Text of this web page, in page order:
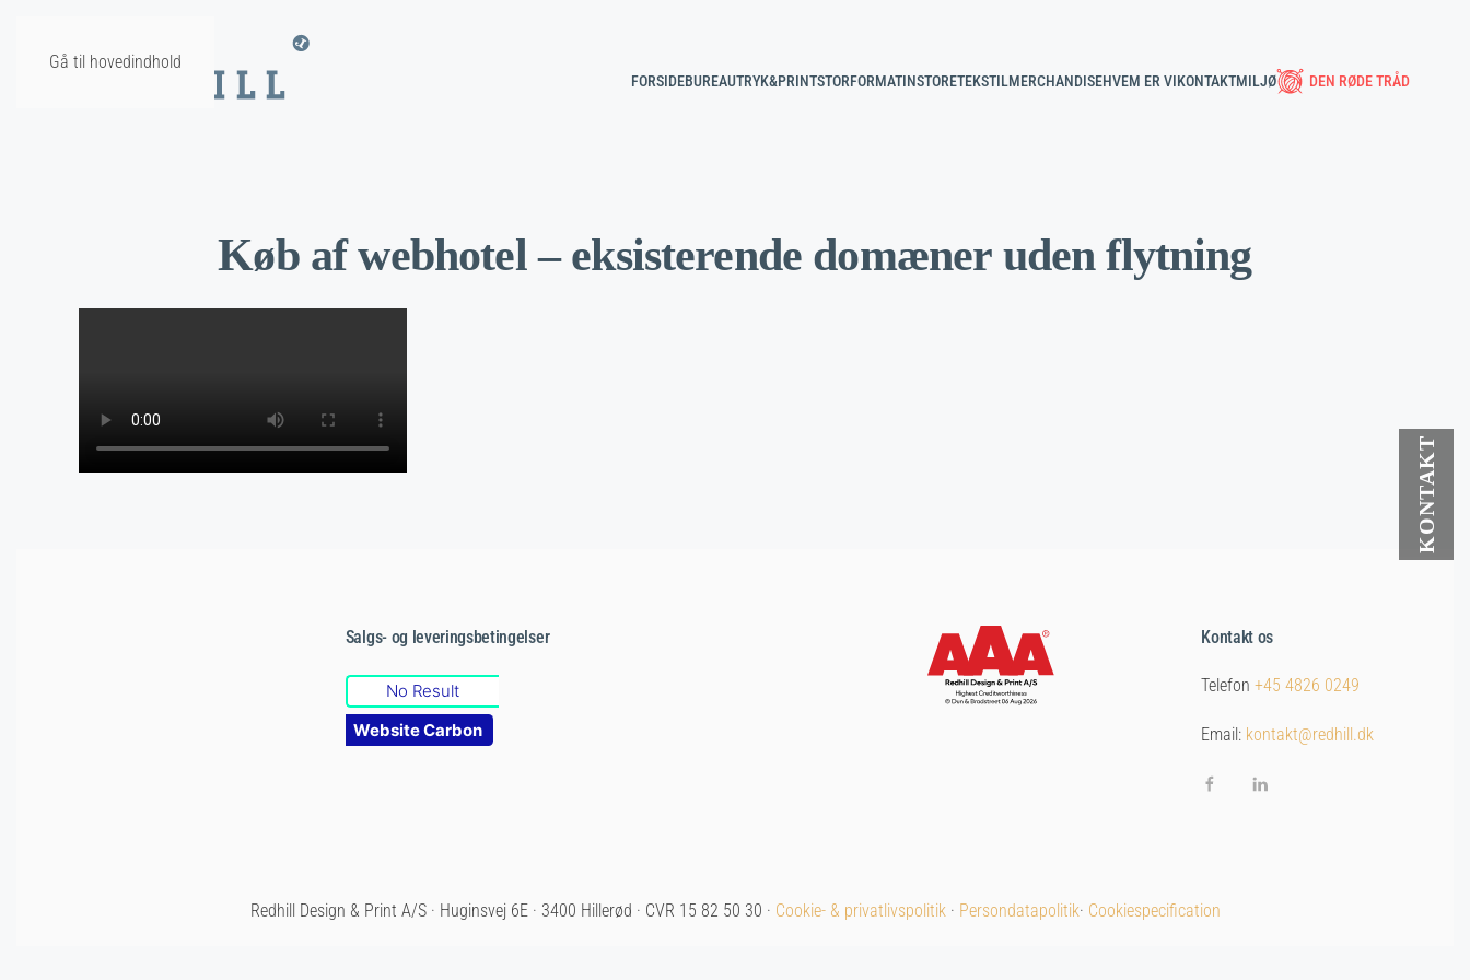
Gå til hovedindhold
FORSIDEBUREAUTRYK&PRINTSTORFORMATINSTORETEKSTILMERCHANDISEHVEM ER VIKONTAKTMILJØ DEN RØDE TRÅD
Køb af webhotel – eksisterende domæner uden flytning
Salgs- og leveringsbetingelser
No Result
Website Carbon
Kontakt os
Telefon+45 4826 0249
Email: kontakt@redhill.dk
Redhill Design & Print A/S · Huginsvej 6E · 3400 Hillerød · CVR 15 82 50 30 · Cookie- & privatlivspolitik · Persondatapolitik· Cookiespecification